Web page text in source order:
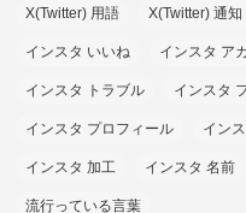
X(Twitter) 用語 X(Twitter) 通知
インスタ いいね インスタ ア
インスタ トラブル インスタ
インスタ プロフィール イン
インスタ 加工 インスタ 名前
流行っている言葉